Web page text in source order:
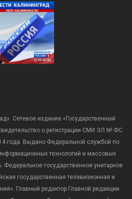
Сетевое издание «Государственный
о регистрации СМИ ЭЛ № ФС
года. Выдано Федеральной службой по
технологий и массовых
Федеральное государственное унитарное
государственная телевизионная и
Главный редактор Главной редакции